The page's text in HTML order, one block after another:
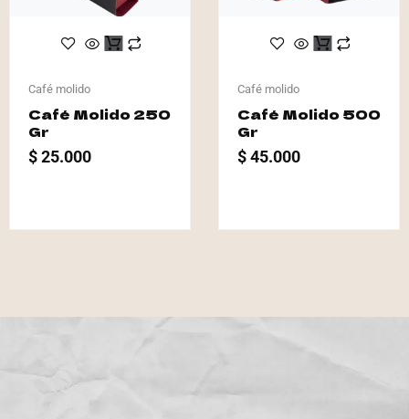
Café molido
Café Molido 250
Gr
$25.000
Café molido
Café Molido 500
Gr
$45.000